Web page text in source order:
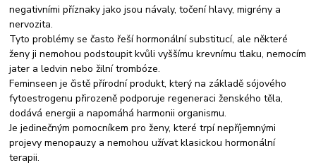
negativními příznaky jako jsou návaly, točení hlavy, migrény a
nervozita.
Tyto problémy se často řeší hormonální substitucí, ale některé
ženy ji nemohou podstoupit kvůli vyššímu krevnímu tlaku, nemocím
jater a ledvin nebo žilní trombóze.
Feminseen je čistě přírodní produkt, který na základě sójového
fytoestrogenu přirozeně podporuje regeneraci ženského těla,
dodává energii a napomáhá harmonii organismu.
Je jedinečným pomocníkem pro ženy, které trpí nepříjemnými
projevy menopauzy a nemohou užívat klasickou hormonální
terapii.